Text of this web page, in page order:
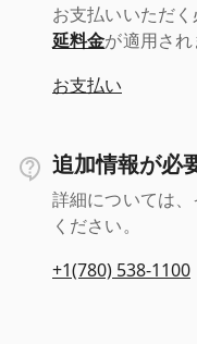
お支払いいただ
延料金が適用され
お支払い
追加情報が必
詳細については
ください。
+1(780) 538-1100